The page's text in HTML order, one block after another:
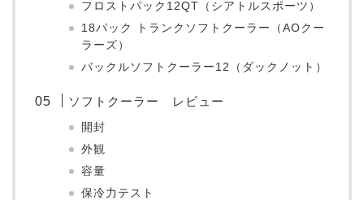
フロストパック12QT（シアトルスポーツ）
18パック トランクソフトクーラー（AOクー
ラーズ）
バックルソフトクーラー12（ダックノット）
ソフトクーラー レビュー
開封
外観
容量
保冷力テスト